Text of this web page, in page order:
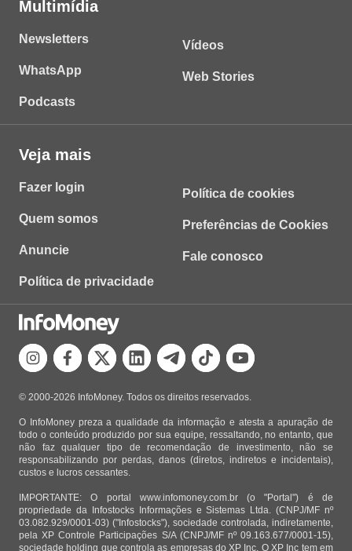
Multimídia
Newsletters
WhatsApp
Podcasts
Vídeos
Web Stories
Veja mais
Fazer login
Quem somos
Anuncie
Política de privacidade
Política de cookies
Preferências de Cookies
Fale conosco
© 2000-2026 InfoMoney. Todos os direitos reservados.
O InfoMoney preza a qualidade da informação e atesta a apuração de
todo o conteúdo produzido por sua equipe, ressaltando, no entanto, que
não faz qualquer tipo de recomendação de investimento, não se
responsabilizando por perdas, danos (diretos, indiretos e incidentais),
custos e lucros cessantes.
IMPORTANTE: O portal www.infomoney.com.br (o "Portal") é de
propriedade da Infostocks Informações e Sistemas Ltda. (CNPJ/MF nº
03.082.929/0001-03) ("Infostocks"), sociedade controlada, indiretamente,
pela XP Controle Participações S/A (CNPJ/MF nº 09.163.677/0001-15),
sociedade holding que controla as empresas do XP Inc. O XP Inc tem em